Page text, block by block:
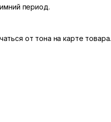
период.
от тона на карте товара.